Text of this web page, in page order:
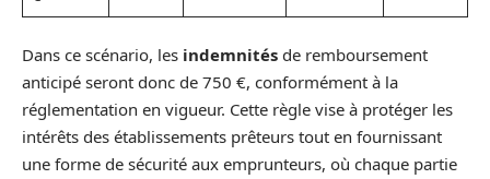
Dans ce scénario, les indemnités de remboursement
anticipé seront donc de 750 €, conformément à la
réglementation en vigueur. Cette règle vise à protéger les
intérêts des établissements prêteurs tout en fournissant
une forme de sécurité aux emprunteurs, où chaque partie